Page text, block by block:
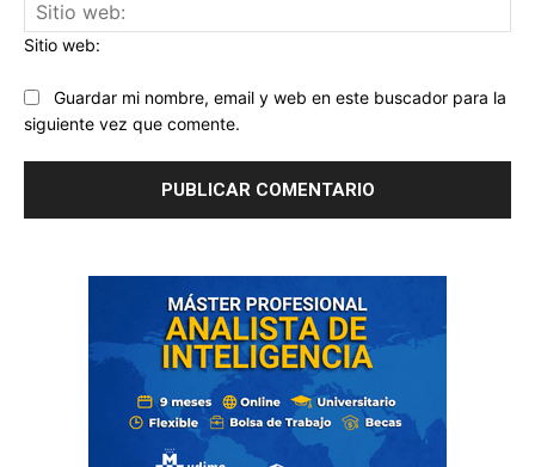
Sitio web:
Guardar mi nombre, email y web en este buscador para la
siguiente vez que comente.